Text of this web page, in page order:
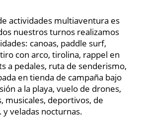
actividades multiaventura es
nuestros turnos realizamos
canoas, paddle surf,
con arco, tirolina, rappel en
a pedales, ruta de senderismo,
en tienda de campaña bajo
a la playa, vuelo de drones,
musicales, deportivos, de
veladas nocturnas.